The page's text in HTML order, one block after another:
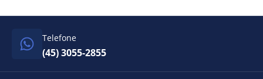
Telefone
(45) 3055-2855